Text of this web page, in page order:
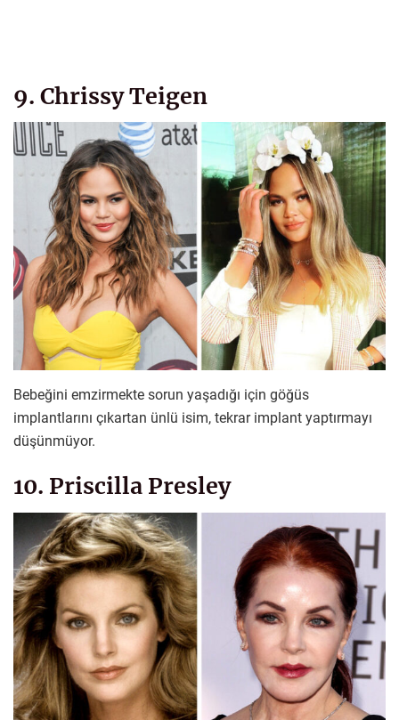
9. Chrissy Teigen
Bebeğini emzirmekte sorun yaşadığı için göğüs
implantlarını çıkartan ünlü isim, tekrar implant yaptırmayı
düşünmüyor.
10. Priscilla Presley